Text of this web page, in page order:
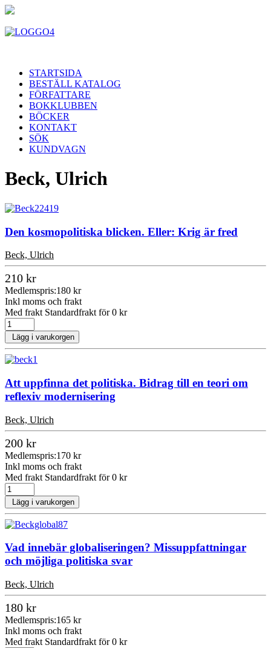
STARTSIDA
BESTÄLL KATALOG
FÖRFATTARE
BOKKLUBBEN
BÖCKER
KONTAKT
SÖK
KUNDVAGN
Beck, Ulrich
Den kosmopolitiska blicken. Eller: Krig är fred
Beck, Ulrich
210 kr
Medlemspris:180 kr
Inkl moms och frakt
Med frakt Standardfrakt för 0 kr
Lägg i varukorgen
Att uppfinna det politiska. Bidrag till en teori om
reflexiv modernisering
Beck, Ulrich
200 kr
Medlemspris:170 kr
Inkl moms och frakt
Med frakt Standardfrakt för 0 kr
Lägg i varukorgen
Vad innebär globaliseringen? Missuppfattningar
och möjliga politiska svar
Beck, Ulrich
180 kr
Medlemspris:165 kr
Inkl moms och frakt
Med frakt Standardfrakt för 0 kr